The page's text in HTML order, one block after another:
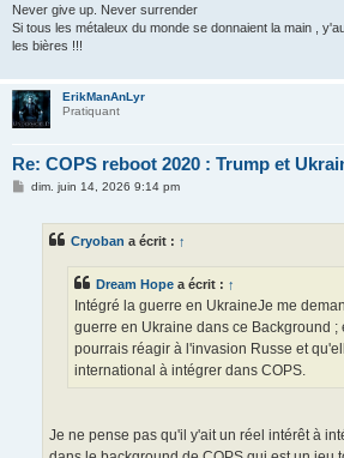
Never give up. Never surrender
Si tous les métaleux du monde se donnaient la main ,
les bières !!!
ErikManAnLyr
Pratiquant
Re: COPS reboot 2020 : Trump et
Mdim. juin 14, 2026 9:14 pm
Cryoban a écrit : ↑
Dream Hope a écrit : ↑
Intégré la guerre en UkraineJe me
guerre en Ukraine dans ce Background ;
pourrais réagir à l'invasion Russe et
international à intégrer dans COPS.
Je ne pense pas qu'il y'ait un réel intérêt à